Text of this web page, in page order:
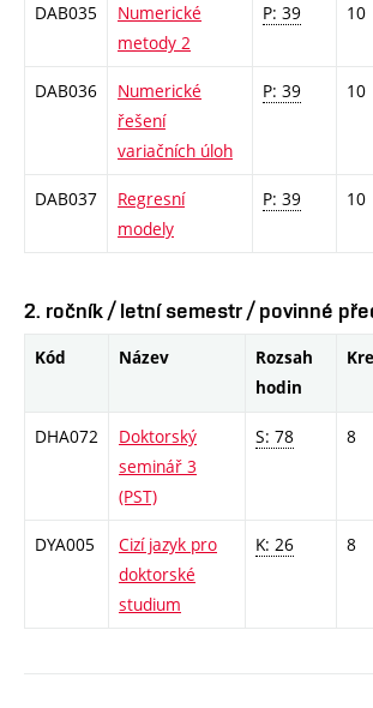
DAB035
Numerické
metody 2
P: 39 10
DAB036
Numerické
řešení
variačních úloh
P: 39 10
DAB037
Regresní
modely
P: 39 10
2. ročník / letní semestr / povinné
Kód Název
Rozsah
hodin
DHA072
Doktorský
seminář 3
(PST)
S: 78 8
DYA005
Cizí jazyk pro
doktorské
studium
K: 26 8